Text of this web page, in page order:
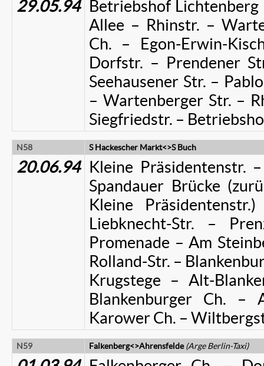
29.05.94 Betriebshof
Allee – Rhinstr. –
Ch. – Egon-Erwin-
Dorfstr. – Prendener
Seehausener Str. –
– Wartenberger Str. –
Siegfriedstr. –
N58 S Hackescher Markt<>S Buch
20.06.94 Kleine Präsidentenstr.
Spandauer Brücke
Kleine
Liebknecht-Str. –
Promenade – Am
Rolland-Str. –
Krugstege – Alt-
Blankenburger Ch. –
Karower Ch. –
N59 Falkenberg<>Ahrensfelde(Arge Berlin-Taxi)